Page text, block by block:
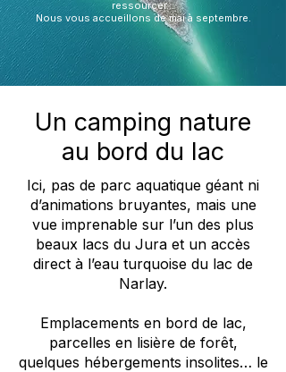
ressourcer...
Nous vous accueillons de mai à septembre.​
Un camping nature
au bord du lac
Ici, pas de parc aquatique géant ni
d’animations bruyantes, mais une
vue imprenable sur l’un des plus
beaux lacs du Jura et un accès
direct à l’eau turquoise du lac de
Narlay.
Emplacements en bord de lac,
parcelles en lisière de forêt,
quelques hébergements insolites… le